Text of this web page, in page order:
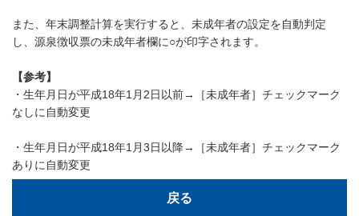
また、年末調整計算を実行すると、未成年者の設定を自動判定
し、源泉徴収票の未成年者欄に○が印字されます。
【参考】
・生年月日が平成18年1月2日以前→［未成年者］チェックマーク
なしに自動変更
・生年月日が平成18年1月3日以降→［未成年者］チェックマーク
ありに自動変更
戻る